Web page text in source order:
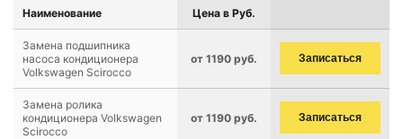
Наименование Цена в Руб.
Замена подшипника
насоса кондиционера
Volkswagen Scirocco
от 1190 руб. Записаться
Замена ролика
кондиционера Volkswagen
Scirocco
от 1190 руб. Записаться